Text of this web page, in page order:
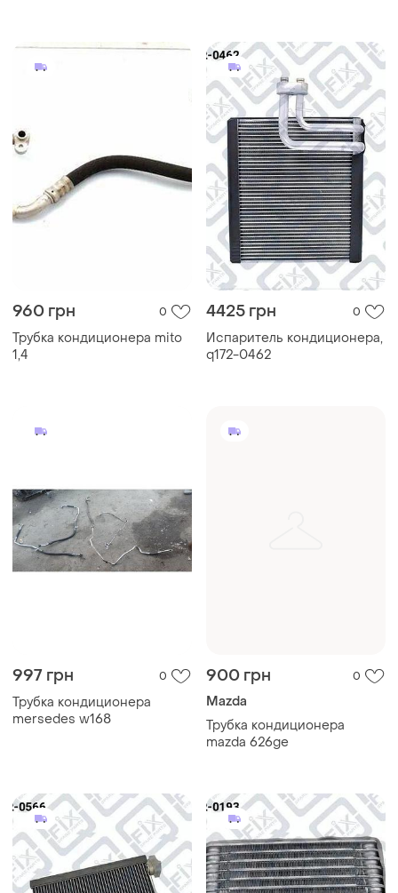
960 грн 0
Трубка кондиционера mito
1,4
4425 грн 0
Испаритель кондиционера,
q172-0462
997 грн 0
Трубка кондиционера
mersedes w168
900 грн 0
Mazda
Трубка кондиционера
mazda 626ge